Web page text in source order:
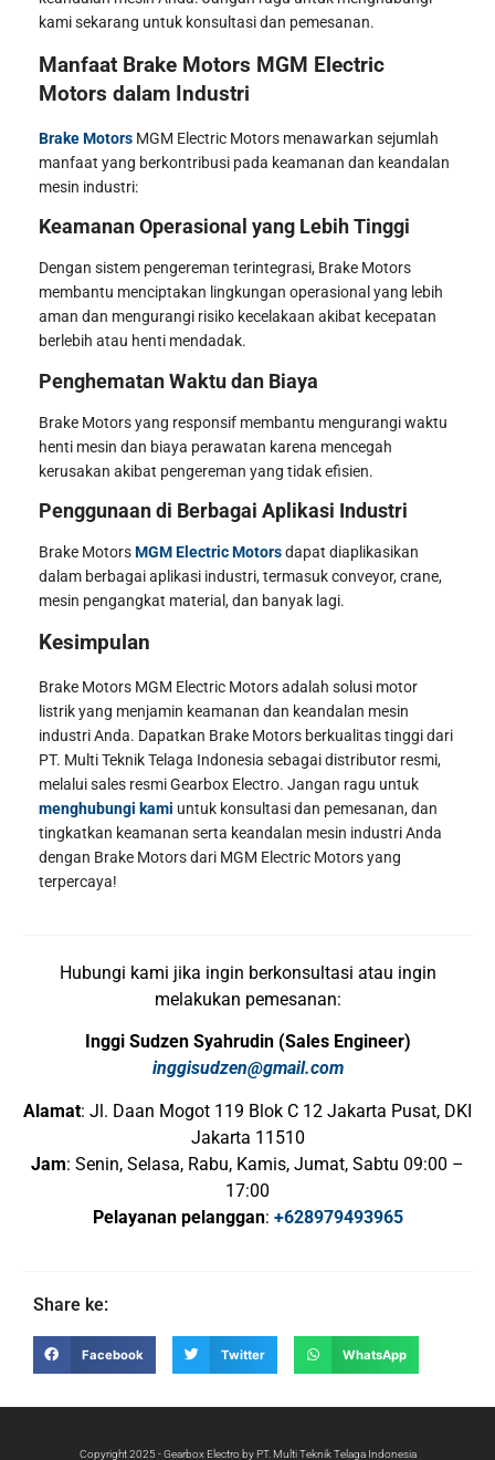
kami sekarang untuk konsultasi dan pemesanan.
Manfaat Brake Motors MGM Electric
Motors dalam Industri
Brake Motors MGM Electric Motors menawarkan sejumlah
manfaat yang berkontribusi pada keamanan dan keandalan
mesin industri:
Keamanan Operasional yang Lebih Tinggi
Dengan sistem pengereman terintegrasi, Brake Motors
membantu menciptakan lingkungan operasional yang lebih
aman dan mengurangi risiko kecelakaan akibat kecepatan
berlebih atau henti mendadak.
Penghematan Waktu dan Biaya
Brake Motors yang responsif membantu mengurangi waktu
henti mesin dan biaya perawatan karena mencegah
kerusakan akibat pengereman yang tidak efisien.
Penggunaan di Berbagai Aplikasi Industri
Brake MotorsMGM Electric Motorsdapat diaplikasikan
dalam berbagai aplikasi industri, termasuk conveyor, crane,
mesin pengangkat material, dan banyak lagi.
Kesimpulan
Brake Motors MGM Electric Motors adalah solusi motor
listrik yang menjamin keamanan dan keandalan mesin
industri Anda. Dapatkan Brake Motors berkualitas tinggi dari
PT. Multi Teknik Telaga Indonesia sebagai distributor resmi,
melalui sales resmi Gearbox Electro. Jangan ragu untuk
menghubungi kami untuk konsultasi dan pemesanan, dan
tingkatkan keamanan serta keandalan mesin industri Anda
dengan Brake Motors dari MGM Electric Motors yang
terpercaya!
Hubungi kami jika ingin berkonsultasi atau ingin
melakukan pemesanan:
Inggi Sudzen Syahrudin (Sales Engineer)
inggisudzen@gmail.com
Alamat: Jl. Daan Mogot 119 Blok C 12 Jakarta Pusat, DKI
Jakarta 11510
Jam: Senin, Selasa, Rabu, Kamis, Jumat, Sabtu 09:00 –
17:00
Pelayanan pelanggan: +628979493965
Share ke:
Facebook Twitter WhatsApp
Copyright 2025 - Gearbox Electro by PT. Multi Teknik Telaga Indonesia